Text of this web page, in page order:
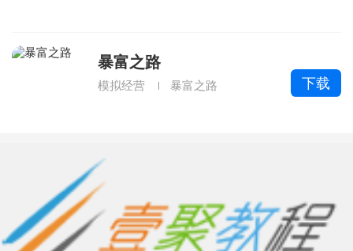
暴富之路
模拟经营 暴富之路 下载